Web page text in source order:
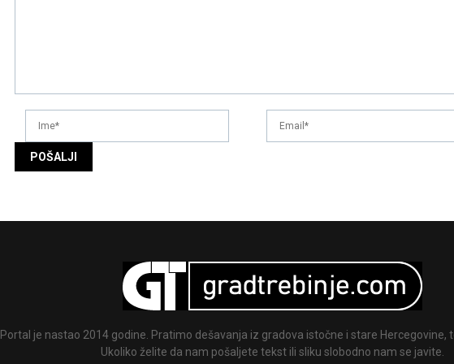
Portal je nastao 2014 godine. Pratimo dešavanja iz gradova istočne i stare Hercegovine,
Ukoliko želite da nam pošaljete tekst ili sliku slobodno nam se javite.